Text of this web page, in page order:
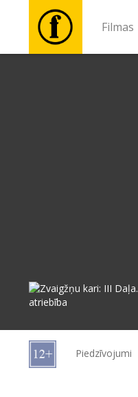
Filmas
Ziņas
kartes
Piedzīvojumi